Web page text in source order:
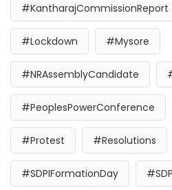
#KantharajCommissionReport
#Lockdown #Mysore
#NRAssemblyCandidate
#PeoplesPowerConference
#Protest #Resolutions
#SDPIFormationDay